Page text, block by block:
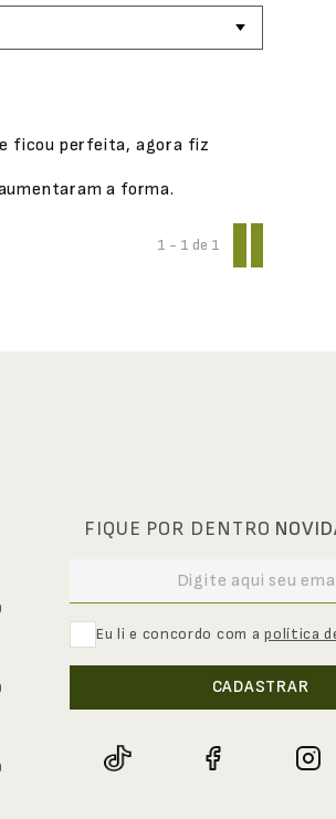
ficou perfeita, agora fiz
a forma.
1 - 1 de 1
FIQUE POR DENTRO
Eu li e concordo com apolítica
CADASTRAR